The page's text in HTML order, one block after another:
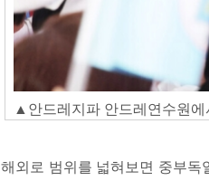
▲안드레지파 안드레연수원
해외로 범위를 넓혀보면 중부